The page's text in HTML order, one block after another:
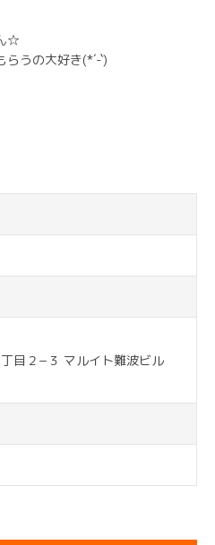
☆
らうの大好き(*´-`)
目２−３ マルイト難波ビル